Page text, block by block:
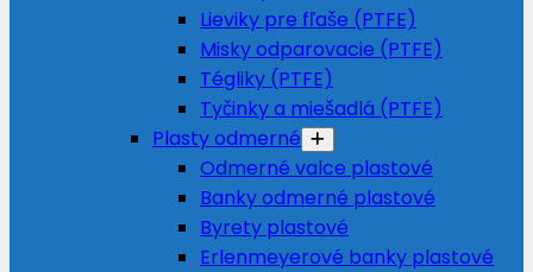
Lieviky pre fľaše (PTFE)
Misky odparovacie (PTFE)
Tégliky (PTFE)
Tyčinky a miešadlá (PTFE)
Plasty odmerné
Odmerné valce plastové
Banky odmerné plastové
Byrety plastové
Erlenmeyerové banky plastové